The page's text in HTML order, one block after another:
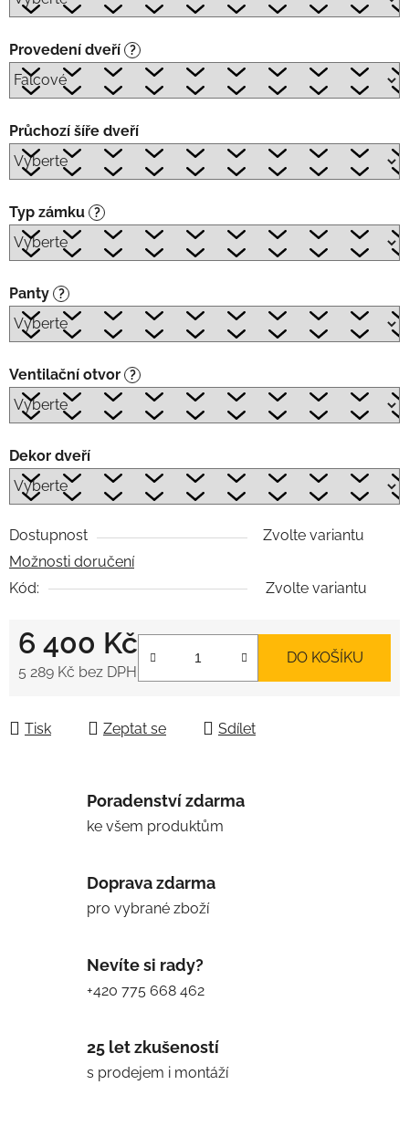
Provedení dveří ?
Průchozí šíře dveří
Typ zámku ?
Panty ?
Ventilační otvor ?
Dekor dveří
Dostupnost
Zvolte variantu
Možnosti doručení
Kód:
Zvolte variantu
6 400 Kč
5 289 Kč bez DPH
DO KOŠÍKU
Tisk Zeptat se Sdílet
Poradenství zdarma
ke všem produktům
Doprava zdarma
pro vybrané zboží
Nevíte si rady?
+420 775 668 462
25 let zkušeností
s prodejem i montáží